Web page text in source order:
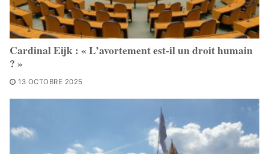
Cardinal Eijk : « L’avortement est-il un droit humain
? »
13 OCTOBRE 2025